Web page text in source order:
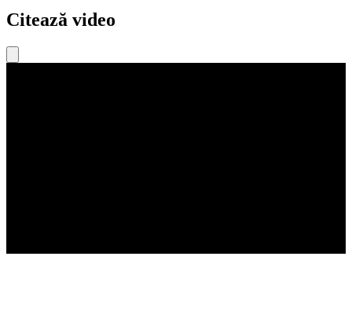
Citează video